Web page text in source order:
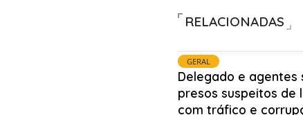
RELACIONADAS
GERAL
Delegado e agentes
presos suspeitos de
com tráfico e